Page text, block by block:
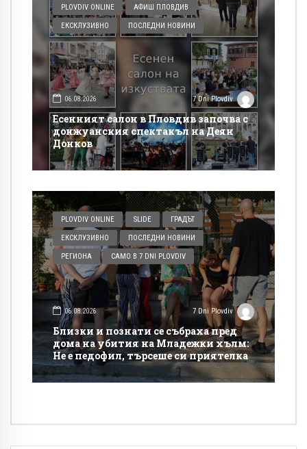
PLOVDIV ONLINE АФИШ ПЛОВДИВ
ЕКСКЛУЗИВНО ПОСЛЕДНИ НОВИНИ
06.08.2026 7 Dni Plovdiv
Есенният салон в Пловдив започва с
донжуанския спектакъл на Деян
Донков
PLOVDIV ONLINE SLIDE ГРАДЪТ
ЕКСКЛУЗИВНО ПОСЛЕДНИ НОВИНИ
РЕГИОНА САМО В 7 DNI PLOVDIV
06.08.2026 7 Dni Plovdiv
Близки и познати се събраха пред
дома на убития на Младежки хълм:
Не е педофил, търсеше си приятелка